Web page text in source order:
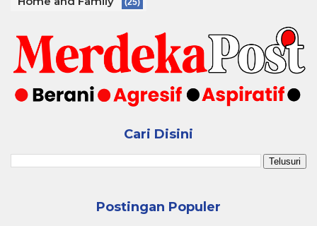
(25)
Cari Disini
Postingan Populer